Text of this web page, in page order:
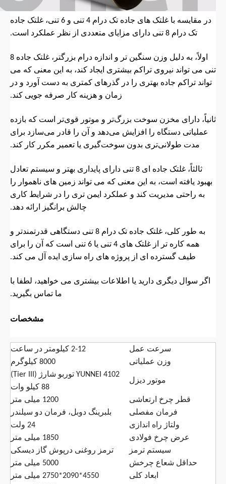
در مقایسه با غلتک های جاده تک درام 4 تنی و 6 تنی، غلتک جاده
تک درام 8 تنی دارای مزایای متعددی از نظر عملکرد است.
اولاً، به دلیل وزن سنگین تر و اندازه درام بزرگتر، غلتک جاده 8
تنی می تواند نیروی تراکم بیشتری ایجاد کند، به این معنی که می
تواند تراکم جاده بهتری را در گذرهای کمتری به دست آورد و در
زمان و هزینه کار صرفه جویی کند.
ثانیاً، دارای مخزن سوخت بزرگ‌تر و موتور قوی‌تر است که بازده
عملیاتی دستگاه را افزایش می‌دهد و آن را قادر می‌سازد برای
مدت طولانی‌تری بدون سوخت‌گیری یا تعمیر مکرر کار کند.
ثالثاً، غلتک جاده ای 8 تنی دارای پایداری بهتر و سیستم تعادل
بهبود یافته است، به این معنی که می تواند زمین های ناهموار را
به راحتی مدیریت کند و عملکرد ایمن تری را در شرایط کاری
چالش برانگیز ارائه دهد.
به طور کلی، غلتک جاده تک درام 8 تنی دستگاهی قدرتمندتر و
همه کاره تر از غلتک های 4 تنی یا 6 تنی است که آن را برای
طیف گسترده ای از پروژه های راه سازی ایده آل می کند.
اگر سوال دیگری دارید یا اطلاعات بیشتری می خواهید، لطفا با
ما تماس بگیرید.
مشخصات
سرعت عمل
2-12 کیلومتر در ساعت
وزن عملیاتی
8000 کیلوگرم
موتور دیزل
YUNNEI 4102 توربو شارژ (Tier III)
88 کیلو وات
قطر چرخ ارتعاشی
1200 میلی متر
فرمان مفصلی
بلبرینگ دوبل، فرمان دو سیلندر
ولتاژ راه اندازی
24 ولت
عرض چرخ فولادی
1850 میلی متر
سیستم ترمز
ترمز روغنی درپوش گاز دیسکی
حداقل شعاع چرخش
5000 میلی متر
ابعاد کلی
4550*2090*2750 میلی متر